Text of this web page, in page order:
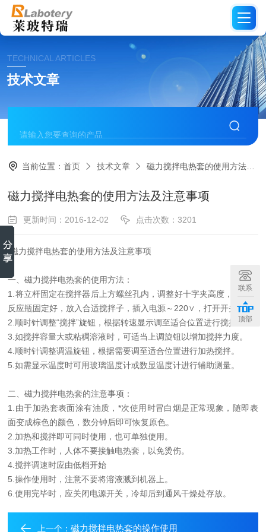
TECHNICAL ARTICLES
技术文章
当前位置：首页 技术文章 磁力搅拌电热套的使用方法及注意事项
磁力搅拌电热套的使用方法及注意事项
更新时间：2016-12-02 点击次数：3201
磁力搅拌电热套的使用方法及注意事项
一、磁力搅拌电热套的使用方法：
1.将立杆固定在搅拌器后上方螺丝孔内，调整好十字夹高度，用夹将
反应瓶固定好，放入合适搅拌子，插入电源～220∨，打开开关。
2.顺时针调整“搅拌”旋钮，根据转速显示调至适合位置进行搅拌。
3.如搅拌容量大或粘稠溶液时，可适当上调旋钮以增加搅拌力度。
4.顺时针调整调温旋钮，根据需要调至适合位置进行加热搅拌。
5.如需显示温度时可用玻璃温度计或数显温度计进行辅助测量。
二、磁力搅拌电热套的注意事项：
1.由于加热套表面涂有油质，*次使用时冒白烟是正常现象，随即表
面变成棕色的颜色，数分钟后即可恢复原色。
2.加热和搅拌即可同时使用，也可单独使用。
3.加热工作时，人体不要接触电热套，以免烫伤。
4.搅拌调速时应由低档开始
5.操作使用时，注意不要将溶液溅到机器上。
6.使用完毕时，应关闭电源开关，冷却后到通风干燥处存放。
上一个：磁力搅拌电热套的操作使用
联系
顶部